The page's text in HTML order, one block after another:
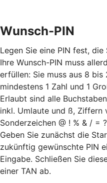
Wunsch-PIN
Legen Sie eine PIN fest,
Ihre Wunsch-PIN muss
erfüllen: Sie muss aus 8 bis
mindestens 1 Zahl und 1
Erlaubt sind alle
inkl. Umlaute und ß, Ziffern
Sonderzeichen @ ! % & / =
Geben Sie zunächst die
zukünftig gewünschte PIN
Eingabe. Schließen Sie
einer TAN ab.